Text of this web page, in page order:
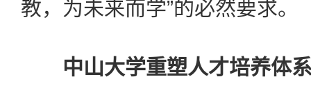
教，为未来而学”的必然要求。
中山大学重塑人才培养体